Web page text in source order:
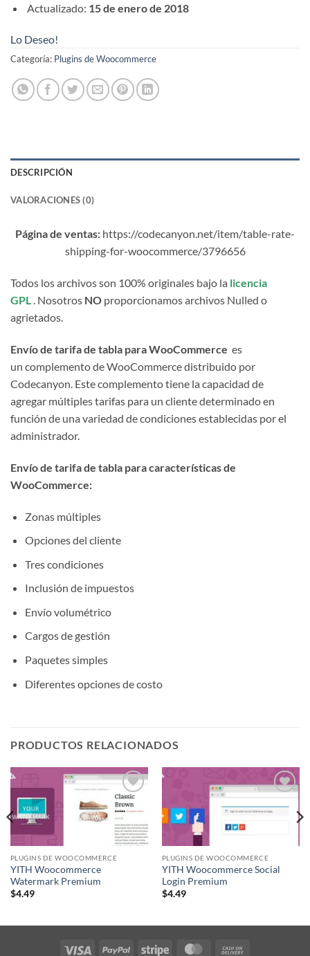
Actualizado: 15 de enero de 2018
Lo Deseo!
Categoría: Plugins de Woocommerce
DESCRIPCIÓN
VALORACIONES (0)
Página de ventas: https://codecanyon.net/item/table-rate-
shipping-for-woocommerce/3796656
Todos los archivos son 100% originales bajo la licencia
GPL. Nosotros NO proporcionamos archivos Nulled o
agrietados.
Envío de tarifa de tabla para WooCommerce es
un complemento de WooCommerce distribuido por
Codecanyon. Este complemento tiene la capacidad de
agregar múltiples tarifas para un cliente determinado en
función de una variedad de condiciones establecidas por el
administrador.
Envío de tarifa de tabla para características de
WooCommerce:
Zonas múltiples
Opciones del cliente
Tres condiciones
Inclusión de impuestos
Envío volumétrico
Cargos de gestión
Paquetes simples
Diferentes opciones de costo
PRODUCTOS RELACIONADOS
Lo
Deseo!
PLUGINS DE WOOCOMMERCE
YITH Woocommerce
Watermark Premium
$4.49
Deseo!
PLUGINS DE WOOCOMMERCE
YITH Woocommerce Social
Login Premium
$4.49
Visa PayPal Stripe MasterCard